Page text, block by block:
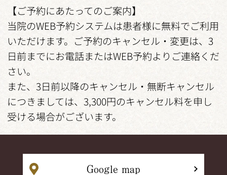
【ご予約にあたってのご案内】
当院のWEB予約システムは患者様に無料でご利用
いただけます。ご予約のキャンセル・変更は、3
日前までにお電話またはWEB予約よりご連絡くだ
さい。
また、3日前以降のキャンセル・無断キャンセル
につきましては、3,300円のキャンセル料を申し
受ける場合がございます。
Google map